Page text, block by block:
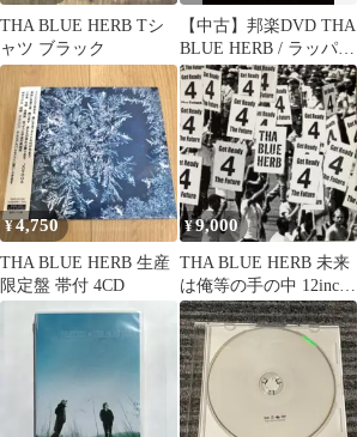
THA BLUE HERB Tシ
ャツ ブラック
【中古】邦楽DVD THA
BLUE HERB / ラッパー
の一分
¥4,750
THA BLUE HERB 生産
限定盤 帯付 4CD
¥9,000
THA BLUE HERB 未来
は俺等の手の中 12inch
TBHR